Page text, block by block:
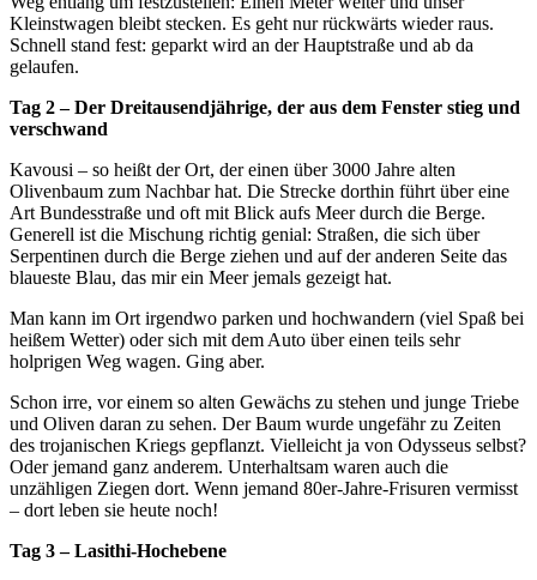
Kleinstwagen bleibt stecken. Es geht nur rückwärts wieder raus.
Schnell stand fest: geparkt wird an der Hauptstraße und ab da
gelaufen.
Tag 2 – Der Dreitausendjährige, der aus dem Fenster stieg und
verschwand
Kavousi – so heißt der Ort, der einen über 3000 Jahre alten
Olivenbaum zum Nachbar hat. Die Strecke dorthin führt über eine
Art Bundesstraße und oft mit Blick aufs Meer durch die Berge.
Generell ist die Mischung richtig genial: Straßen, die sich über
Serpentinen durch die Berge ziehen und auf der anderen Seite das
blaueste Blau, das mir ein Meer jemals gezeigt hat.
Man kann im Ort irgendwo parken und hochwandern (viel Spaß bei
heißem Wetter) oder sich mit dem Auto über einen teils sehr
holprigen Weg wagen. Ging aber.
Schon irre, vor einem so alten Gewächs zu stehen und junge Triebe
und Oliven daran zu sehen. Der Baum wurde ungefähr zu Zeiten
des trojanischen Kriegs gepflanzt. Vielleicht ja von Odysseus selbst?
Oder jemand ganz anderem. Unterhaltsam waren auch die
unzähligen Ziegen dort. Wenn jemand 80er-Jahre-Frisuren vermisst
– dort leben sie heute noch!
Tag 3 – Lasithi-Hochebene